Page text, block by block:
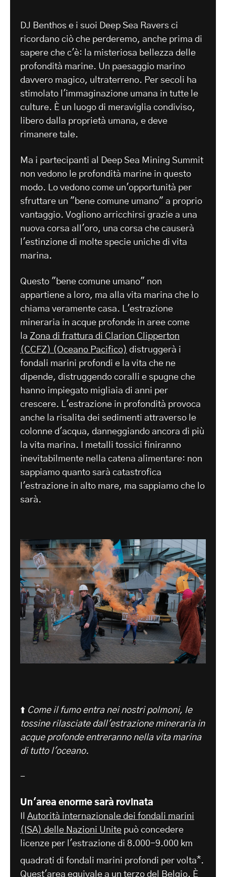
DJ Benthos e i suoi Deep Sea Ravers ci
ricordano ciò che perderemo, anche prima di
sapere che c'è: la misteriosa bellezza delle
profondità marine. Un paesaggio marino
davvero magico, ultraterreno. Per secoli ha
stimolato l'immaginazione umana in tutte le
culture. È un luogo di meraviglia condiviso,
libero dalla proprietà umana, e deve
rimanere tale.
Ma i partecipanti al Deep Sea Mining Summit
non vedono le profondità marine in questo
modo. Lo vedono come un'opportunità per
sfruttare un "bene comune umano" a proprio
vantaggio. Vogliono arricchirsi grazie a una
nuova corsa all'oro, una corsa che causerà
l'estinzione di molte specie uniche di vita
marina.
Questo "bene comune umano" non
appartiene a loro, ma alla vita marina che lo
chiama veramente casa. L'estrazione
mineraria in acque profonde in aree come
la Zona di frattura di Clarion Clipperton
(CCFZ) (Oceano Pacifico) distruggerà i
fondali marini profondi e la vita che ne
dipende, distruggendo coralli e spugne che
hanno impiegato migliaia di anni per
crescere. L'estrazione in profondità provoca
anche la risalita dei sedimenti attraverso le
colonne d'acqua, danneggiando ancora di più
la vita marina. I metalli tossici finiranno
inevitabilmente nella catena alimentare: non
sappiamo quanto sarà catastrofica
l'estrazione in alto mare, ma sappiamo che lo
sarà.
⬆️ Come il fumo entra nei nostri polmoni, le
tossine rilasciate dall'estrazione mineraria in
acque profonde entreranno nella vita marina
di tutto l'oceano.
-
Un'area enorme sarà rovinata
Autorità internazionale dei fondali marini
(ISA) delle Nazioni Unite può concedere
licenze per l'estrazione di 8.000-9.000 km
quadrati di fondali marini profondi per volta*.
Quest'area equivale a un terzo del Belgio. È